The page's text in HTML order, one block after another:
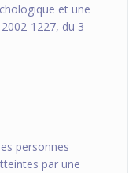
et une
1227, du 3
personnes
par une